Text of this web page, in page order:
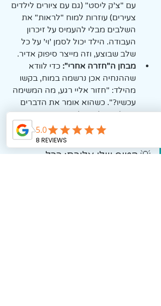
עם "צ'ק ליסט" (גם עם ציורים לילדים
צעירים) עוזרות למוח "לראות" את
השלבים מבלי להעמיס על זיכרון
העבודה. הילד יכול לסמן 'וי' על כל
שלב שבוצע, וזה מייצר סיפוק אדיר.
מבחן ה"חזרה אחרי": כדי לוודא
שההנחיה אכן נרשמה במוח, בקשו
מהילד: "חזור אליי רגע, מה המשימה
עכשיו?". כשהוא אומר את הדברים
בקול ובמילים שלו, המידע נרשם
בצורה יציבה יותר וגדל הסיכוי לביצוע.
💡 הטיפ שלי אליכם: ככל